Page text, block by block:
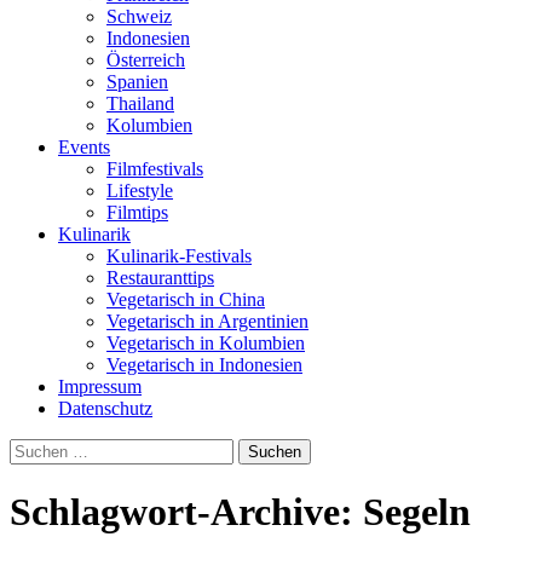
Schweiz
Indonesien
Österreich
Spanien
Thailand
Kolumbien
Events
Filmfestivals
Lifestyle
Filmtips
Kulinarik
Kulinarik-Festivals
Restauranttips
Vegetarisch in China
Vegetarisch in Argentinien
Vegetarisch in Kolumbien
Vegetarisch in Indonesien
Impressum
Datenschutz
Suchen
nach:
Schlagwort-Archive: Segeln